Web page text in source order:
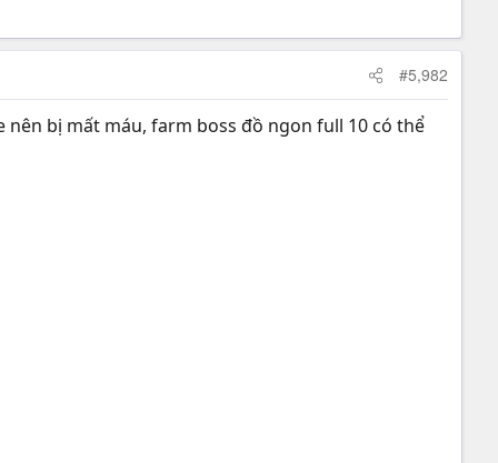
#5,982
nên bị mất máu, farm boss đồ ngon full 10 có thể